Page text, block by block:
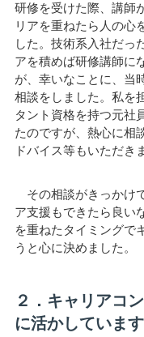
研修を受けた際、講師
リアを重ねたら人の心
した。技術系入社だっ
アを積めば研修講師に
が、幸いなことに、当
相談をしました。私を
タント資格を持つ元社
たのですが、熱心に相
ドバイス等もいただき
その相談がきっかけ
ア支援もできたら良い
を重ねたタイミングで
うと心に決めました。
２．キャリアコ
に活かしていま